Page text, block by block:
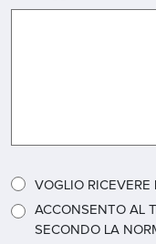
VOGLIO
ACCONSENTO AL
SECONDO LA